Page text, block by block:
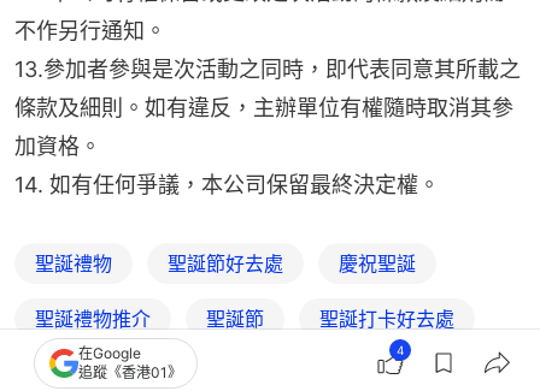
不作另行通知。
13.參加者參與是次活動之同時，即代表同意其所載之
條款及細則。如有違反，主辦單位有權隨時取消其參
加資格。
14. 如有任何爭議，本公司保留最終決定權。
聖誕禮物 聖誕節好去處 慶祝聖誕
聖誕禮物推介 聖誕節 聖誕打卡好去處
聖誕好去處 聖誕食譜 聖誕玩樂推介
在Google
追蹤《香港01》
4